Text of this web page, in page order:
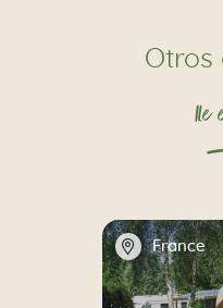
Otros
Ile
📍 France